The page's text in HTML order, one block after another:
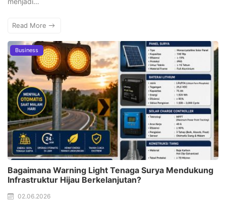
Read More
Business
Bagaimana Warning Light Tenaga Surya Mendukung
Infrastruktur Hijau Berkelanjutan?
02.06.2026